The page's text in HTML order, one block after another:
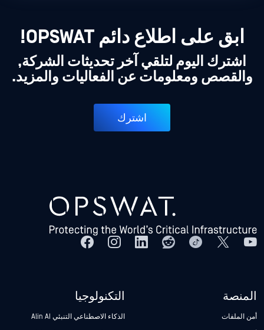
ابق على اطلاع دائم OPSWAT!
اشترك اليوم لتلقي آخر تحديثات الشركة,
والقصص ومعلومات عن الفعاليات والمزيد.
اشترك
المنصة
أمن الملفات
التكنولوجيا
الذكاء الاصطناعي التنبئي Alin AI